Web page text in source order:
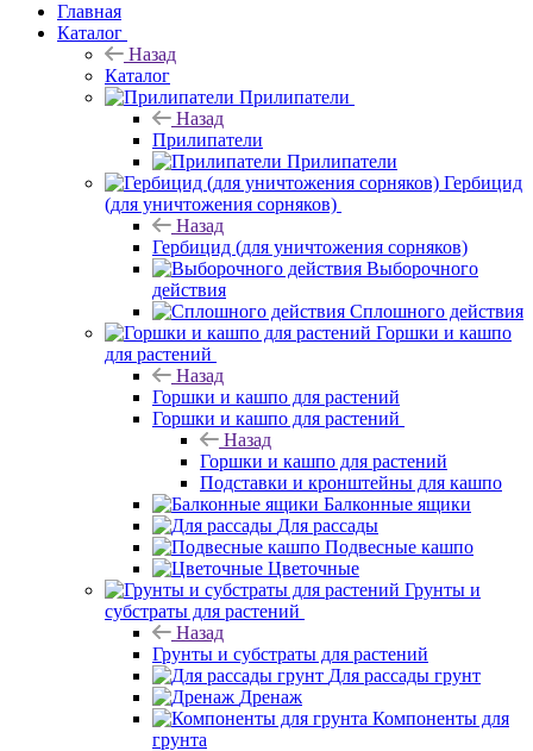
Главная
Каталог
Назад
Каталог
Прилипатели
Назад
Прилипатели
Прилипатели
Гербицид
(для уничтожения сорняков)
Назад
Гербицид (для уничтожения сорняков)
Выборочного
действия
Сплошного действия
Горшки и кашпо
для растений
Назад
Горшки и кашпо для растений
Горшки и кашпо для растений
Назад
Горшки и кашпо для растений
Подставки и кронштейны для кашпо
Балконные ящики
Для рассады
Подвесные кашпо
Цветочные
Грунты и
субстраты для растений
Назад
Грунты и субстраты для растений
Для рассады грунт
Дренаж
Компоненты для
грунта